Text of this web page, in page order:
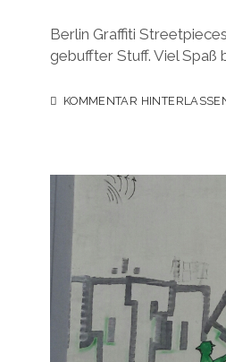
Berlin Graffiti
gebuffter Stuff. Viel Spaß
KOMMENTAR